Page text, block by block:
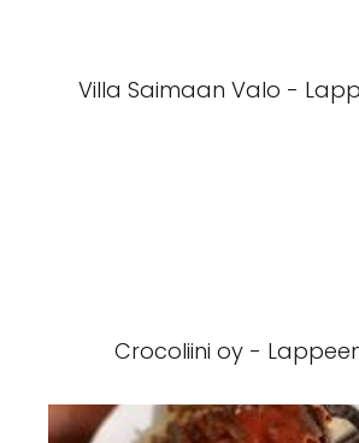
Villa Saimaan Valo -
Crocoliini oy -